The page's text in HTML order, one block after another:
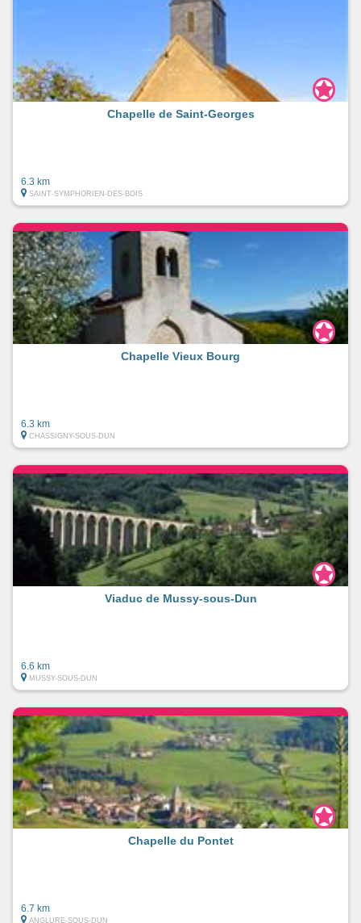
Chapelle de Saint-Georges
6.3 km
SAINT-SYMPHORIEN-DES-BOIS
Chapelle Vieux Bourg
6.3 km
CHASSIGNY-SOUS-DUN
Viaduc de Mussy-sous-Dun
6.6 km
MUSSY-SOUS-DUN
Chapelle du Pontet
6.7 km
ANGLURE-SOUS-DUN